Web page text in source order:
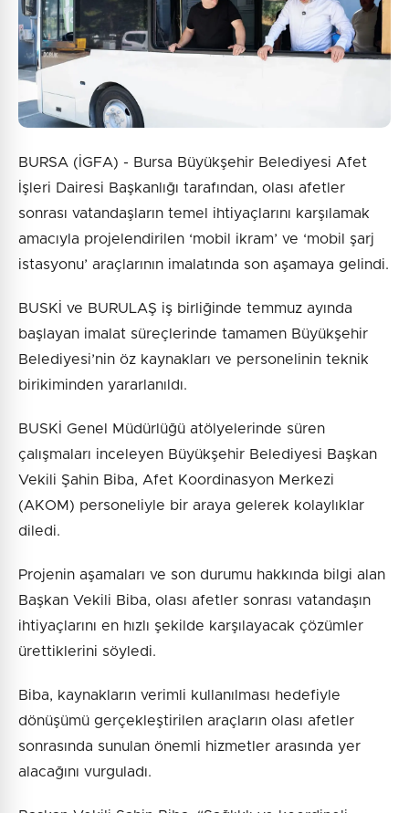
Gönder
BURSA (İGFA) - Bursa Büyükşehir Belediyesi Afet
İşleri Dairesi Başkanlığı tarafından, olası afetler
sonrası vatandaşların temel ihtiyaçlarını karşılamak
amacıyla projelendirilen ‘mobil ikram’ ve ‘mobil şarj
istasyonu’ araçlarının imalatında son aşamaya gelindi.
BUSKİ ve BURULAŞ iş birliğinde temmuz ayında
başlayan imalat süreçlerinde tamamen Büyükşehir
Belediyesi’nin öz kaynakları ve personelinin teknik
birikiminden yararlanıldı.
BUSKİ Genel Müdürlüğü atölyelerinde süren
çalışmaları inceleyen Büyükşehir Belediyesi Başkan
Vekili Şahin Biba, Afet Koordinasyon Merkezi
(AKOM) personeliyle bir araya gelerek kolaylıklar
diledi.
Projenin aşamaları ve son durumu hakkında bilgi alan
Başkan Vekili Biba, olası afetler sonrası vatandaşın
ihtiyaçlarını en hızlı şekilde karşılayacak çözümler
ürettiklerini söyledi.
Biba, kaynakların verimli kullanılması hedefiyle
dönüşümü gerçekleştirilen araçların olası afetler
sonrasında sunulan önemli hizmetler arasında yer
alacağını vurguladı.